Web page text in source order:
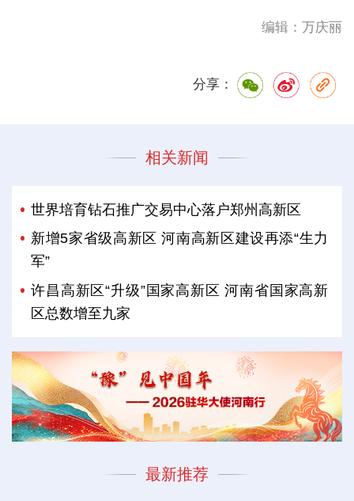
编辑：万庆丽
分享：
相关新闻
世界培育钻石推广交易中心落户郑州高新区
新增5家省级高新区 河南高新区建设再添“生力
军”
许昌高新区“升级”国家高新区 河南省国家高新
区总数增至九家
最新推荐